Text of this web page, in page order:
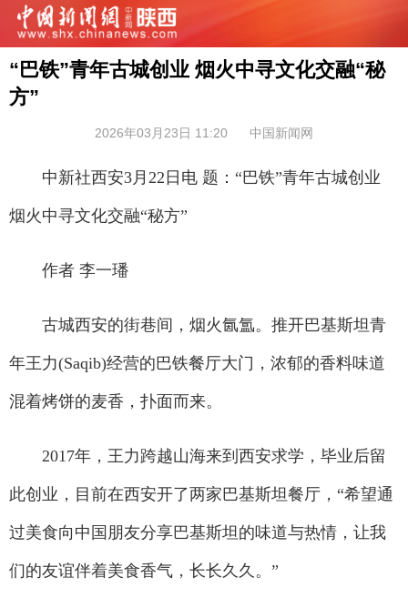
“巴铁”青年古城创业 烟火中寻文化交融“秘
方”
2026年03月23日 11:20 中国新闻网
中新社西安3月22日电 题：“巴铁”青年古城创业
烟火中寻文化交融“秘方”
作者 李一璠
古城西安的街巷间，烟火氤氲。推开巴基斯坦青
年王力(Saqib)经营的巴铁餐厅大门，浓郁的香料味道
混着烤饼的麦香，扑面而来。
2017年，王力跨越山海来到西安求学，毕业后留
此创业，目前在西安开了两家巴基斯坦餐厅，“希望通
过美食向中国朋友分享巴基斯坦的味道与热情，让我
们的友谊伴着美食香气，长长久久。”